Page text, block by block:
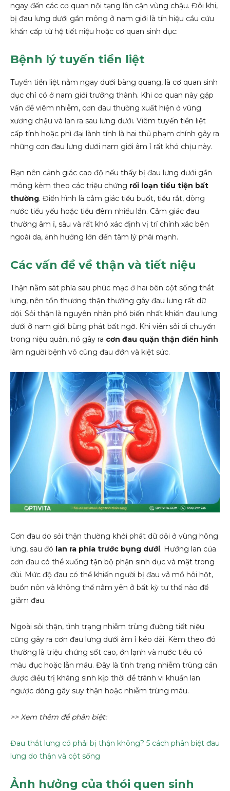
ngay đến các cơ quan nội tạng lân cận vùng chậu. Đôi khi,
bị đau lưng dưới gần mông ở nam giới là tín hiệu cầu cứu
khẩn cấp từ hệ tiết niệu hoặc cơ quan sinh dục:
Bệnh lý tuyến tiền liệt
Tuyến tiền liệt nằm ngay dưới bàng quang, là cơ quan sinh
dục chỉ có ở nam giới trưởng thành. Khi cơ quan này gặp
vấn đề viêm nhiễm, cơn đau thường xuất hiện ở vùng
xương chậu và lan ra sau lưng dưới. Viêm tuyến tiền liệt
cấp tính hoặc phì đại lành tính là hai thủ phạm chính gây ra
những cơn đau lưng dưới nam giới âm ỉ rất khó chịu này.
Bạn nên cảnh giác cao độ nếu thấy bị đau lưng dưới gần
mông kèm theo các triệu chứng rối loạn tiểu tiện bất
thường. Điển hình là cảm giác tiểu buốt, tiểu rắt, dòng
nước tiểu yếu hoặc tiểu đêm nhiều lần. Cảm giác đau
thường âm ỉ, sâu và rất khó xác định vị trí chính xác bên
ngoài da, ảnh hưởng lớn đến tâm lý phái mạnh.
Các vấn đề về thận và tiết niệu
Thận nằm sát phía sau phúc mạc ở hai bên cột sống thắt
lưng, nên tổn thương thận thường gây đau lưng rất dữ
dội. Sỏi thận là nguyên nhân phổ biến nhất khiến đau lưng
dưới ở nam giới bùng phát bất ngờ. Khi viên sỏi di chuyển
trong niệu quản, nó gây ra cơn đau quặn thận điển hình
làm người bệnh vô cùng đau đớn và kiệt sức.
Cơn đau do sỏi thận thường khởi phát dữ dội ở vùng hông
lưng, sau đó lan ra phía trước bụng dưới. Hướng lan của
cơn đau có thể xuống tận bộ phận sinh dục và mặt trong
đùi. Mức độ đau có thể khiến người bị đau vã mồ hôi hột,
buồn nôn và không thể nằm yên ở bất kỳ tư thế nào để
giảm đau.
Ngoài sỏi thận, tình trạng nhiễm trùng đường tiết niệu
cũng gây ra cơn đau lưng dưới âm ỉ kéo dài. Kèm theo đó
thường là triệu chứng sốt cao, ớn lạnh và nước tiểu có
màu đục hoặc lẫn máu. Đây là tình trạng nhiễm trùng cần
được điều trị kháng sinh kịp thời để tránh vi khuẩn lan
ngược dòng gây suy thận hoặc nhiễm trùng máu.
>> Xem thêm để phân biệt:
Đau thắt lưng có phải bị thận không? 5 cách phân biệt đau
lưng do thận và cột sống
Ảnh hưởng của thói quen sinh